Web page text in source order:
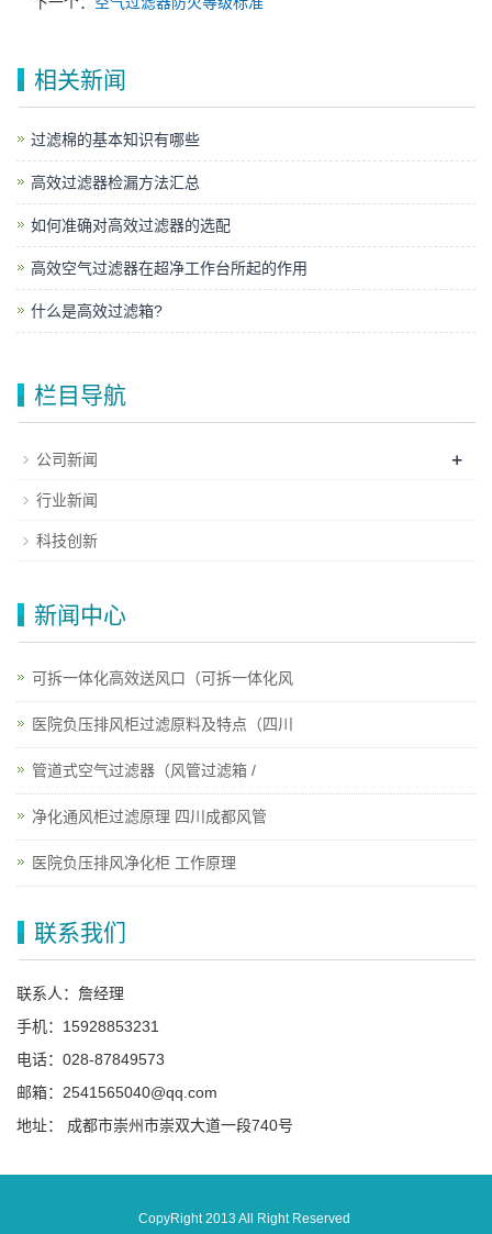
相关新闻
过滤棉的基本知识有哪些
高效过滤器检漏方法汇总
如何准确对高效过滤器的选配
高效空气过滤器在超净工作台所起的作用
什么是高效过滤箱?
栏目导航
公司新闻 +
行业新闻
科技创新
新闻中心
可拆一体化高效送风口（可拆一体化风
医院负压排风柜过滤原料及特点（四川
管道式空气过滤器（风管过滤箱 /
净化通风柜过滤原理 四川成都风管
医院负压排风净化柜 工作原理
联系我们
联系人：詹经理
手机：15928853231
电话：028-87849573
邮箱：2541565040@qq.com
地址： 成都市崇州市崇双大道一段740号
CopyRight 2013 All Right Reserved